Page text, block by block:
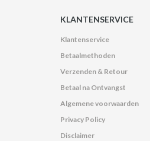
KLANTENSERVICE
Klantenservice
Betaalmethoden
Verzenden & Retour
Betaal na Ontvangst
Algemene voorwaarden
Privacy Policy
Disclaimer